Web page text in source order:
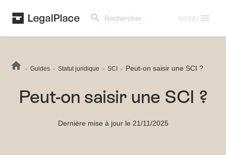
for:
MENU
Guides Statut juridique SCI Peut-on saisir une SCI ?
Peut-on saisir une SCI ?
Dernière mise à jour le 21/11/2025